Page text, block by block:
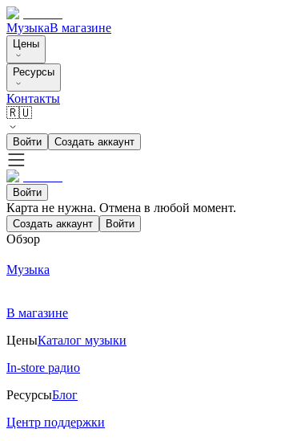
МузыкаВ магазине
Цены
Ресурсы
Контакты
🇷🇺
Войти Создать аккаунт
Войти
Карта не нужна. Отмена в любой момент.
Создать аккаунт Войти
Обзор
Музыка
В магазине
ЦеныКаталог музыки
In-store радио
РесурсыБлог
Центр поддержки